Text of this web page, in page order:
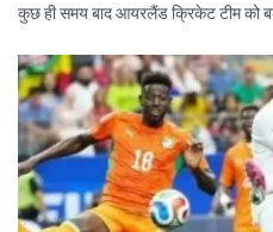
कुछ ही समय बाद आयरलैंड क्रिकेट टीम को